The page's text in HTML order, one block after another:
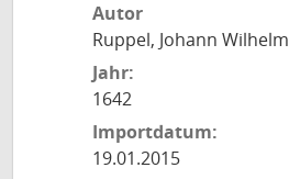
Autor
Ruppel, Johann Wilhelm
Jahr:
1642
Importdatum:
19.01.2015